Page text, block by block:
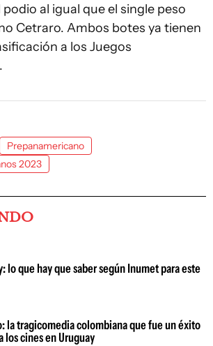
al igual que el single peso
Cetraro. Ambos botes ya tienen
a los Juegos
Prepanamericano
2023
lo que hay que saber según Inumet para este
la tragicomedia colombiana que fue un éxito
los cines en Uruguay